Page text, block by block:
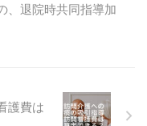
、退院時共同指導加
護費は